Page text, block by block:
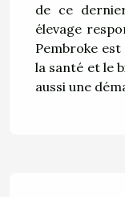
de ce
élevage
Pembroke
la santé et le
aussi une